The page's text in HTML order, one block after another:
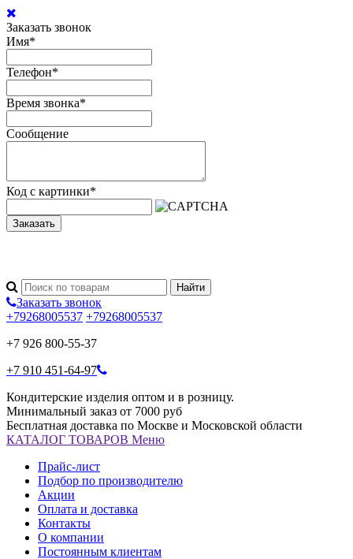
Заказать звонок
Имя*
Телефон*
Время звонка*
Сообщение
Код с картинки*
Заказать
Заказать звонок
+79268005537 +79268005537
+7 926 800-55-37
+7 910 451-64-97
Кондитерские изделия оптом и в розницу.
Минимальный заказ от 7000 руб
Бесплатная доставка по Москве и Московской области
КАТАЛОГ ТОВАРОВ Меню
Прайс-лист
Подбор по производителю
Акции
Оплата и доставка
Контакты
О компании
Постоянным клиентам